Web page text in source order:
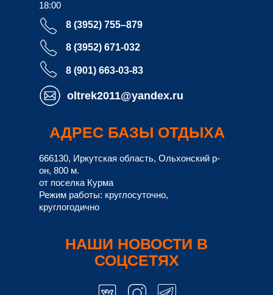
666130, Иркутская область, Ольхонский р-
он, 800 м.
от поселка Курма
Режим работы: круглосуточно,
круглогодично
НАШИ НОВОСТИ В